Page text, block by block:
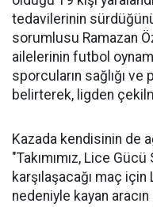
tedavilerinin
sorumlusu Ramazan
ailelerinin futbol
sporcuların sağlığı
belirterek, ligden
Kazada kendisinin de
"Takımımız, Lice
karşılaşacağı maç
nedeniyle kayan